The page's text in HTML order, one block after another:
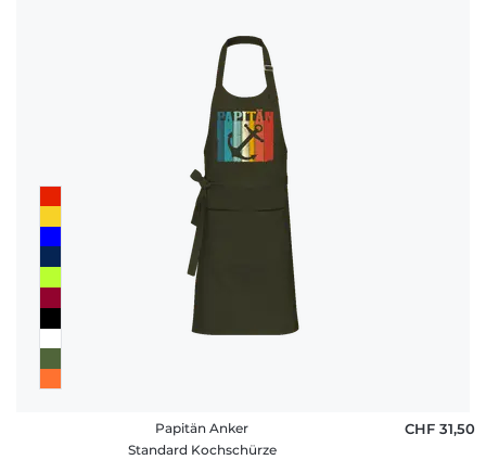
Papitän Anker
Standard Kochschürze
CHF 31,50